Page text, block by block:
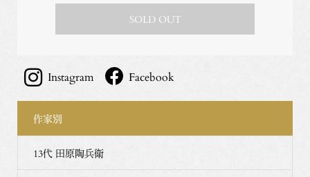
SOLD OUT
Instagram Facebook
作家別
13代 田原陶兵衛